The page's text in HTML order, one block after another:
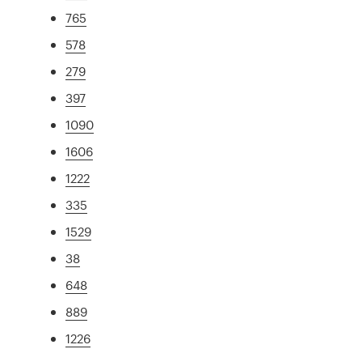
765
578
279
397
1090
1606
1222
335
1529
38
648
889
1226